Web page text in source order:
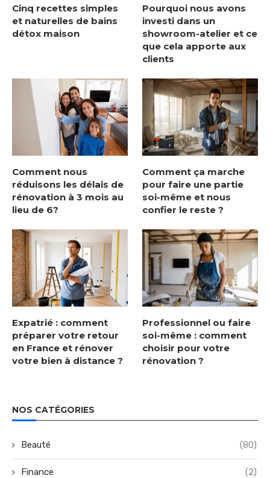
Cinq recettes simples
et naturelles de bains
détox maison
Pourquoi nous avons
investi dans un
showroom-atelier et ce
que cela apporte aux
clients
Comment nous
réduisons les délais de
rénovation à 3 mois au
lieu de 6?
Comment ça marche
pour faire une partie
soi-même et nous
confier le reste ?
Expatrié : comment
préparer votre retour
en France et rénover
votre bien à distance ?
Professionnel ou faire
soi-même : comment
choisir pour votre
rénovation ?
NOS CATÉGORIES
Beauté (80)
Finance (2)